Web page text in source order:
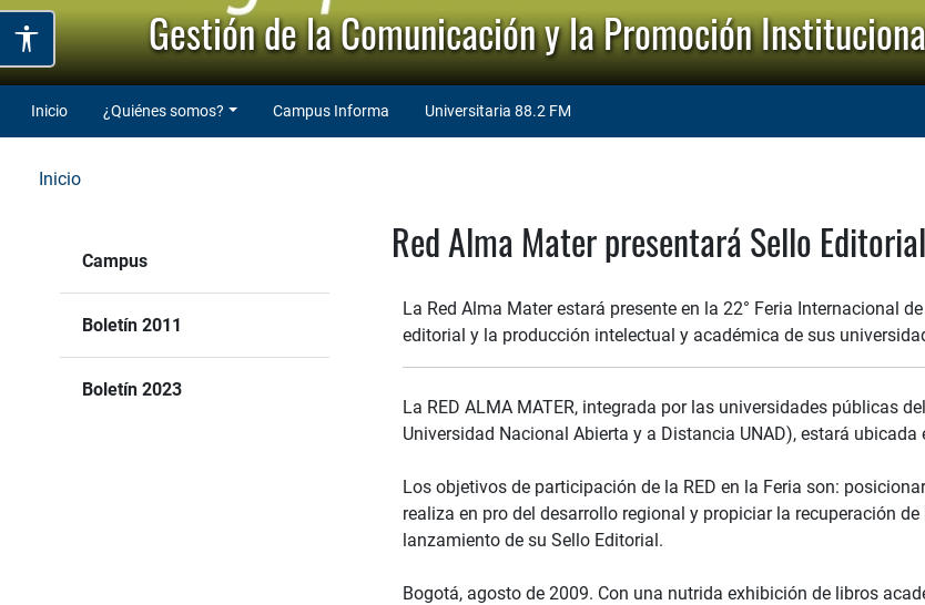
Gestión de la Comunicación y la Promoción
Inicio ¿Quiénes somos? Campus Informa Universitaria 88.2 FM
Inicio
Campus
Boletín 2011
Boletín 2023
Red Alma Mater presentará Sello Editorial
La Red Alma Mater estará presente en la 22° Feria Internacional
editorial y la producción intelectual y académica de sus
La RED ALMA MATER, integrada por las universidades públicas
Universidad Nacional Abierta y a Distancia UNAD), estará
Los objetivos de participación de la RED en la Feria son:
realiza en pro del desarrollo regional y propiciar la recuperación
lanzamiento de su Sello Editorial.
Bogotá, agosto de 2009. Con una nutrida exhibición de libros